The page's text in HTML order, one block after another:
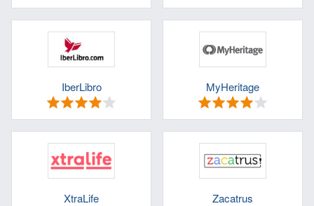
IberLibro MyHeritage
XtraLife Zacatrus